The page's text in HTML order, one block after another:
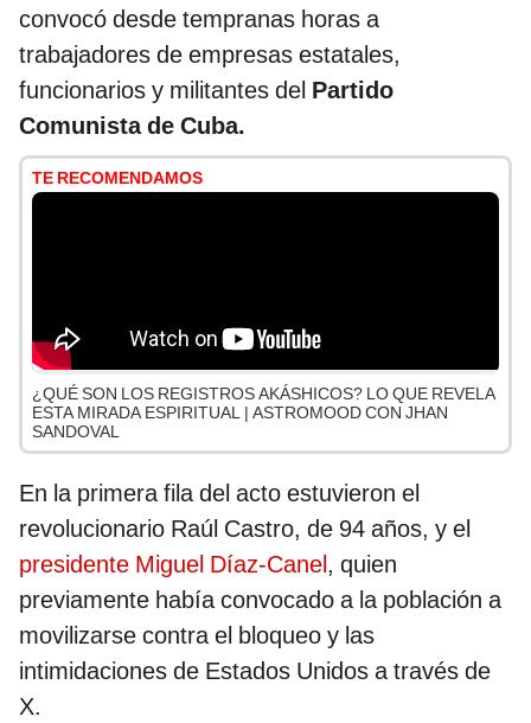
convocó desde tempranas horas a
trabajadores de empresas estatales,
funcionarios y militantes del Partido
Comunista de Cuba.
TE RECOMENDAMOS
¿QUÉ SON LOS REGISTROS AKÁSHICOS? LO QUE REVELA
ESTA MIRADA ESPIRITUAL | ASTROMOOD CON JHAN
SANDOVAL
En la primera fila del acto estuvieron el
revolucionario Raúl Castro, de 94 años, y el
presidente Miguel Díaz-Canel, quien
previamente había convocado a la población a
movilizarse contra el bloqueo y las
intimidaciones de Estados Unidos a través de
X.